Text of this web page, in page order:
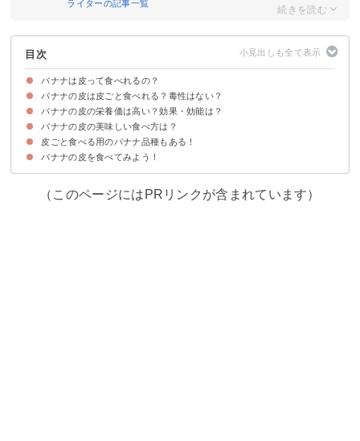
ライターの記事一覧
目次
バナナは皮って食べれるの？
バナナの皮は皮ごと食べれる？毒性はない？
バナナの皮に毒や麻薬成分は含まれておらず安全
バナナの柄・先端は未検査なので取った方が安全
バナナの皮の栄養価は高い？効果・効能は？
①カリウム
②マグネシウム
③ビタミンA
④ビタミンB6
⑤ビタミンB12
⑥ビタミンC
⑦食物繊維
バナナの皮の美味しい食べ方は？
①スムージーにする
②油で揚げる
③皮ごと焼く
皮ごと食べる用のバナナ品種もある！
ともいきバナナ
バナナの皮を食べてみよう！
（このページにはPRリンクが含まれています）